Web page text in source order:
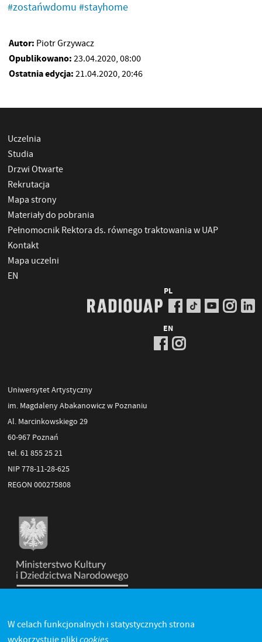
#zostańwdomu #stayhome
Autor: Piotr Grzywacz
Opublikowano: 23.04.2020, 08:00
Ostatnia edycja: 21.04.2020, 20:46
Uczelnia
Studia
Drzwi Otwarte
Rekrutacja
Mapa strony
Materiały do pobrania
Pełnomocnik Rektora ds. równego traktowania w UAP
Kontakt
Mapa uczelni
EN
PL
EN
Uniwersytet Artystyczny
im. Magdaleny Abakanowicz w Poznaniu
Al. Marcinkowskiego 29
60-967 Poznań
tel. 61 855 25 21
NIP 778-11-28-625
REGON 000275808
W celach funkcjonalnych i statystycznych strona
wykorzystuje pliki cookies.